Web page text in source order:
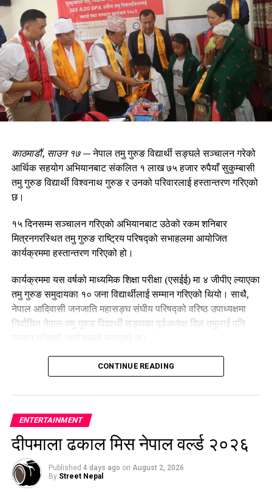
काठमाडौं, साउन १७ —नेपाल तमु गुरुङ विद्यार्थी सङ्घले सञ्चालन गरेको
आर्थिक सहयोग अभियानबाट संकलित १ लाख ७५ हजार रुपैयाँ सुकुम्बासी
तमु गुरुङ विद्यार्थी विश्वनाथ गुरुङ र उनको परिवारलाई हस्तान्तरण गरिएको
छ।
१५ दिनसम्म सञ्चालन गरिएको अभियानबाट उठेको रकम शनिबार
मित्रनगरस्थित तमु गुरुङ राष्ट्रिय परिषद्को सभाहलमा आयोजित
कार्यक्रममा हस्तान्तरण गरिएको हो।
कार्यक्रममा यस वर्षको माध्यमिक शिक्षा परीक्षा (एसईई) मा ४ जीपीए ल्याएका
तमु गुरुङ समुदायका १० जना विद्यार्थीलाई सम्मान गरिएको थियो। साथै,
नेपाल आदिवासी जनजाति महासङ्घ संघीय परिषद्को वरिष्ठ उपाध्यक्षमा
निर्वाचित नेपाल तमु गुरुङ विद्यार्थी सङ्घका पूर्वअध्यक्ष दिल तमुलाई पनि
कार्यक्रममा वक्ताहरूले शिक्षा र सामाजिक सहकार्यका माध्यमबाट विपन्न
विद्यार्थीलाई सहयोग गर्ने अभियानलाई निरन्तरता दिने प्रतिबद्धता व्यक्त
गरेका थिए।
CONTINUE READING
ENTERTAINMENT
दीपमाला ढकाल मिस नेपाल वर्ल्ड २०२६
Published 4 days ago on August 2, 2026
By Street Nepal